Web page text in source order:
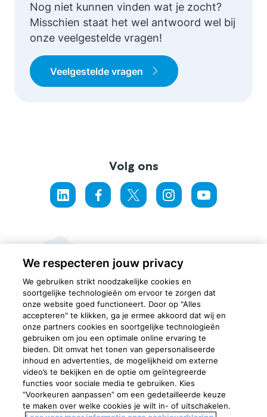
Nog niet kunnen vinden wat je zocht?
Misschien staat het wel antwoord wel bij
onze veelgestelde vragen!
Veelgestelde vragen
Volg ons
Cookievoorkeuren
Privacyverklaring
Cookieverklaring
We respecteren jouw privacy
We gebruiken strikt noodzakelijke cookies en
soortgelijke technologieën om ervoor te zorgen dat
onze website goed functioneert. Door op "Alles
accepteren" te klikken, ga je ermee akkoord dat wij en
onze partners cookies en soortgelijke technologieën
gebruiken om jou een optimale online ervaring te
bieden. Dit omvat het tonen van gepersonaliseerde
inhoud en advertenties, de mogelijkheid om externe
video’s te bekijken en de optie om geïntegreerde
functies voor sociale media te gebruiken. Kies
“Voorkeuren aanpassen” om een gedetailleerde keuze
te maken over welke cookies je wilt in- of uitschakelen.